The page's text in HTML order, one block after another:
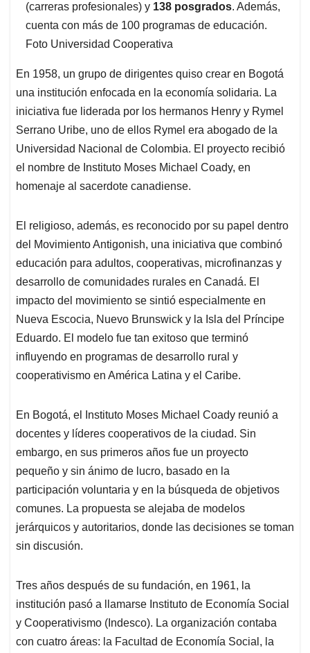
(carreras profesionales) y 138 posgrados. Además,
cuenta con más de 100 programas de educación.
Foto Universidad Cooperativa
En 1958, un grupo de dirigentes quiso crear en Bogotá
una institución enfocada en la economía solidaria. La
iniciativa fue liderada por los hermanos Henry y Rymel
Serrano Uribe, uno de ellos Rymel era abogado de la
Universidad Nacional de Colombia. El proyecto recibió
el nombre de Instituto Moses Michael Coady, en
homenaje al sacerdote canadiense.
El religioso, además, es reconocido por su papel dentro
del Movimiento Antigonish, una iniciativa que combinó
educación para adultos, cooperativas, microfinanzas y
desarrollo de comunidades rurales en Canadá. El
impacto del movimiento se sintió especialmente en
Nueva Escocia, Nuevo Brunswick y la Isla del Príncipe
Eduardo. El modelo fue tan exitoso que terminó
influyendo en programas de desarrollo rural y
cooperativismo en América Latina y el Caribe.
En Bogotá, el Instituto Moses Michael Coady reunió a
docentes y líderes cooperativos de la ciudad. Sin
embargo, en sus primeros años fue un proyecto
pequeño y sin ánimo de lucro, basado en la
participación voluntaria y en la búsqueda de objetivos
comunes. La propuesta se alejaba de modelos
jerárquicos y autoritarios, donde las decisiones se toman
sin discusión.
Tres años después de su fundación, en 1961, la
institución pasó a llamarse Instituto de Economía Social
y Cooperativismo (Indesco). La organización contaba
con cuatro áreas: la Facultad de Economía Social, la